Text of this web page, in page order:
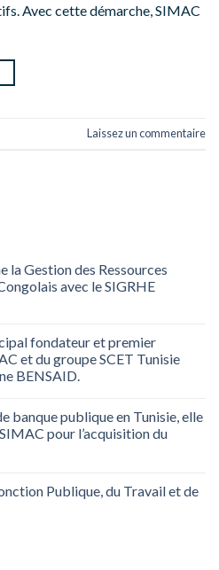
la Gestion des Ressources
avec le SIGRHE
fondateur et premier
et du groupe SCET Tunisie
BENSAID.
banque publique en Tunisie, elle
pour l’acquisition du
Publique, du Travail et de
Avec cette démarche, SIMAC
Laissez un commentaire